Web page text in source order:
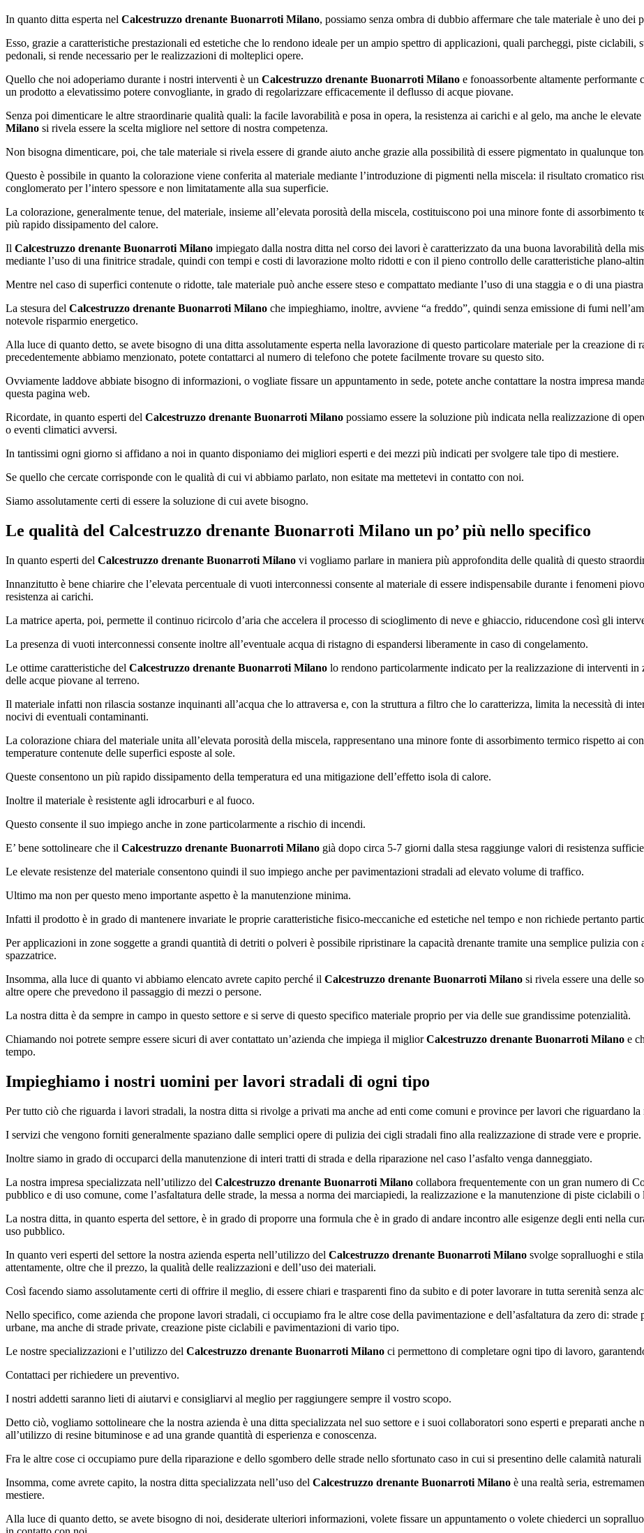
In quanto ditta esperta nel Calcestruzzo drenante Buonarroti Milano, possiamo senza ombra di dubbio affermare che tale materiale è uno
Esso, grazie a caratteristiche prestazionali ed estetiche che lo rendono ideale per un ampio spettro di applicazioni, quali parcheggi, piste
pedonali, si rende necessario per le realizzazioni di molteplici opere.
Quello che noi adoperiamo durante i nostri interventi è un Calcestruzzo drenante Buonarroti Milano e fonoassorbente altamente
un prodotto a elevatissimo potere convogliante, in grado di regolarizzare efficacemente il deflusso di acque piovane.
Senza poi dimenticare le altre straordinarie qualità quali: la facile lavorabilità e posa in opera, la resistenza ai carichi e al gelo, ma anche le
Milano si rivela essere la scelta migliore nel settore di nostra competenza.
Non bisogna dimenticare, poi, che tale materiale si rivela essere di grande aiuto anche grazie alla possibilità di essere pigmentato in qualunque
Questo è possibile in quanto la colorazione viene conferita al materiale mediante l’introduzione di pigmenti nella miscela: il risultato cromatico
conglomerato per l’intero spessore e non limitatamente alla sua superficie.
La colorazione, generalmente tenue, del materiale, insieme all’elevata porosità della miscela, costituiscono poi una minore fonte di
più rapido dissipamento del calore.
Il Calcestruzzo drenante Buonarroti Milano impiegato dalla nostra ditta nel corso dei lavori è caratterizzato da una buona lavorabilità della
mediante l’uso di una finitrice stradale, quindi con tempi e costi di lavorazione molto ridotti e con il pieno controllo delle caratteristiche plano-
Mentre nel caso di superfici contenute o ridotte, tale materiale può anche essere steso e compattato mediante l’uso di una staggia e o di una
La stesura del Calcestruzzo drenante Buonarroti Milano che impieghiamo, inoltre, avviene “a freddo”, quindi senza emissione di fumi
notevole risparmio energetico.
Alla luce di quanto detto, se avete bisogno di una ditta assolutamente esperta nella lavorazione di questo particolare materiale per la creazione di
precedentemente abbiamo menzionato, potete contattarci al numero di telefono che potete facilmente trovare su questo sito.
Ovviamente laddove abbiate bisogno di informazioni, o vogliate fissare un appuntamento in sede, potete anche contattare la nostra impresa
questa pagina web.
Ricordate, in quanto esperti del Calcestruzzo drenante Buonarroti Milano possiamo essere la soluzione più indicata nella realizzazione di
o eventi climatici avversi.
In tantissimi ogni giorno si affidano a noi in quanto disponiamo dei migliori esperti e dei mezzi più indicati per svolgere tale tipo di mestiere.
Se quello che cercate corrisponde con le qualità di cui vi abbiamo parlato, non esitate ma mettetevi in contatto con noi.
Siamo assolutamente certi di essere la soluzione di cui avete bisogno.
Le qualità del Calcestruzzo drenante Buonarroti Milano un po’ più nello specifico
In quanto esperti del Calcestruzzo drenante Buonarroti Milano vi vogliamo parlare in maniera più approfondita delle qualità di questo
Innanzitutto è bene chiarire che l’elevata percentuale di vuoti interconnessi consente al materiale di essere indispensabile durante i fenomeni
resistenza ai carichi.
La matrice aperta, poi, permette il continuo ricircolo d’aria che accelera il processo di scioglimento di neve e ghiaccio, riducendone così gli
La presenza di vuoti interconnessi consente inoltre all’eventuale acqua di ristagno di espandersi liberamente in caso di congelamento.
Le ottime caratteristiche del Calcestruzzo drenante Buonarroti Milano lo rendono particolarmente indicato per la realizzazione di interventi
delle acque piovane al terreno.
Il materiale infatti non rilascia sostanze inquinanti all’acqua che lo attraversa e, con la struttura a filtro che lo caratterizza, limita la necessità di
nocivi di eventuali contaminanti.
La colorazione chiara del materiale unita all’elevata porosità della miscela, rappresentano una minore fonte di assorbimento termico rispetto ai
temperature contenute delle superfici esposte al sole.
Queste consentono un più rapido dissipamento della temperatura ed una mitigazione dell’effetto isola di calore.
Inoltre il materiale è resistente agli idrocarburi e al fuoco.
Questo consente il suo impiego anche in zone particolarmente a rischio di incendi.
E’ bene sottolineare che il Calcestruzzo drenante Buonarroti Milano già dopo circa 5-7 giorni dalla stesa raggiunge valori di resistenza
Le elevate resistenze del materiale consentono quindi il suo impiego anche per pavimentazioni stradali ad elevato volume di traffico.
Ultimo ma non per questo meno importante aspetto è la manutenzione minima.
Infatti il prodotto è in grado di mantenere invariate le proprie caratteristiche fisico-meccaniche ed estetiche nel tempo e non richiede pertanto
Per applicazioni in zone soggette a grandi quantità di detriti o polveri è possibile ripristinare la capacità drenante tramite una semplice pulizia con
spazzatrice.
Insomma, alla luce di quanto vi abbiamo elencato avrete capito perché il Calcestruzzo drenante Buonarroti Milano si rivela essere una delle
altre opere che prevedono il passaggio di mezzi o persone.
La nostra ditta è da sempre in campo in questo settore e si serve di questo specifico materiale proprio per via delle sue grandissime potenzialità.
Chiamando noi potrete sempre essere sicuri di aver contattato un’azienda che impiega il migliorCalcestruzzo drenante Buonarroti Milano e
tempo.
Impieghiamo i nostri uomini per lavori stradali di ogni tipo
Per tutto ciò che riguarda i lavori stradali, la nostra ditta si rivolge a privati ma anche ad enti come comuni e province per lavori che riguardano la
I servizi che vengono forniti generalmente spaziano dalle semplici opere di pulizia dei cigli stradali fino alla realizzazione di strade vere e proprie.
Inoltre siamo in grado di occuparci della manutenzione di interi tratti di strada e della riparazione nel caso l’asfalto venga danneggiato.
La nostra impresa specializzata nell’utilizzo del Calcestruzzo drenante Buonarroti Milano collabora frequentemente con un gran numero di
pubblico e di uso comune, come l’asfaltatura delle strade, la messa a norma dei marciapiedi, la realizzazione e la manutenzione di piste ciclabili o
La nostra ditta, in quanto esperta del settore, è in grado di proporre una formula che è in grado di andare incontro alle esigenze degli enti nella
uso pubblico.
In quanto veri esperti del settore la nostra azienda esperta nell’utilizzo del Calcestruzzo drenante Buonarroti Milano svolge sopralluoghi e
attentamente, oltre che il prezzo, la qualità delle realizzazioni e dell’uso dei materiali.
Così facendo siamo assolutamente certi di offrire il meglio, di essere chiari e trasparenti fino da subito e di poter lavorare in tutta serenità senza
Nello specifico, come azienda che propone lavori stradali, ci occupiamo fra le altre cose della pavimentazione e dell’asfaltatura da zero di:
urbane, ma anche di strade private, creazione piste ciclabili e pavimentazioni di vario tipo.
Le nostre specializzazioni e l’utilizzo del Calcestruzzo drenante Buonarroti Milano ci permettono di completare ogni tipo di lavoro,
Contattaci per richiedere un preventivo.
I nostri addetti saranno lieti di aiutarvi e consigliarvi al meglio per raggiungere sempre il vostro scopo.
Detto ciò, vogliamo sottolineare che la nostra azienda è una ditta specializzata nel suo settore e i suoi collaboratori sono esperti e preparati
all’utilizzo di resine bituminose e ad una grande quantità di esperienza e conoscenza.
Fra le altre cose ci occupiamo pure della riparazione e dello sgombero delle strade nello sfortunato caso in cui si presentino delle calamità naturali
Insomma, come avrete capito, la nostra ditta specializzata nell’uso del Calcestruzzo drenante Buonarroti Milano è una realtà seria,
mestiere.
Alla luce di quanto detto, se avete bisogno di noi, desiderate ulteriori informazioni, volete fissare un appuntamento o volete chiederci un